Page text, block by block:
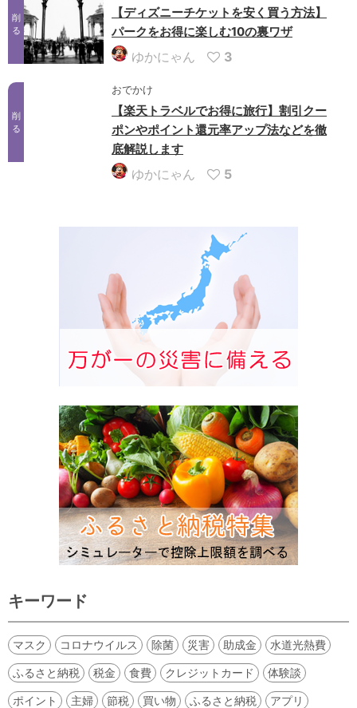
削
る
【ディズニーチケットを安く買う方法】
パークをお得に楽しむ10の裏ワザ
ゆかにゃん 3
削
る
おでかけ
【楽天トラベルでお得に旅行】割引クー
ポンやポイント還元率アップ法などを徹
底解説します
ゆかにゃん 5
キーワード
マスク コロナウイルス 除菌 災害 助成金 水道光熱費
ふるさと納税 税金 食費 クレジットカード 体験談
ポイント 主婦 節税 買い物 ふるさと納税 アプリ